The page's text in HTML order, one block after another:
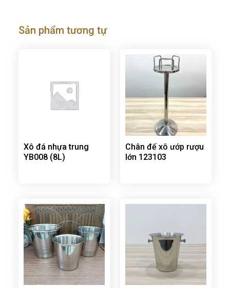
Sản phẩm tương tự
Xô đá nhựa trung
YB008 (8L)
Chân đế xô ướp rượu
lớn 123103